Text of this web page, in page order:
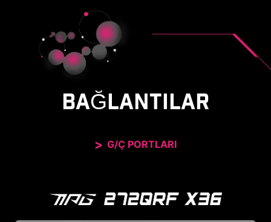
BAĞLANTILAR
G/Ç PORTLARI